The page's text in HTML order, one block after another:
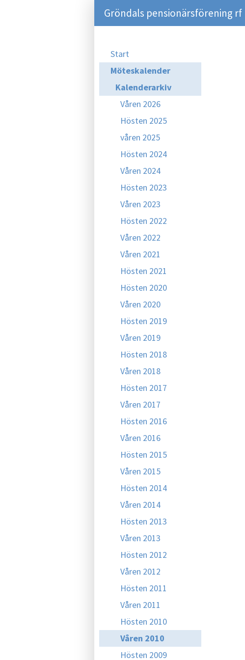
Gröndals pensionärsförening rf
Start
Möteskalender
Kalenderarkiv
Våren 2026
Hösten 2025
våren 2025
Hösten 2024
Våren 2024
Hösten 2023
Våren 2023
Hösten 2022
Våren 2022
Våren 2021
Hösten 2021
Hösten 2020
Våren 2020
Hösten 2019
Våren 2019
Hösten 2018
Våren 2018
Hösten 2017
Våren 2017
Hösten 2016
Våren 2016
Hösten 2015
Våren 2015
Hösten 2014
Våren 2014
Hösten 2013
Våren 2013
Hösten 2012
Våren 2012
Hösten 2011
Våren 2011
Hösten 2010
Våren 2010
Hösten 2009